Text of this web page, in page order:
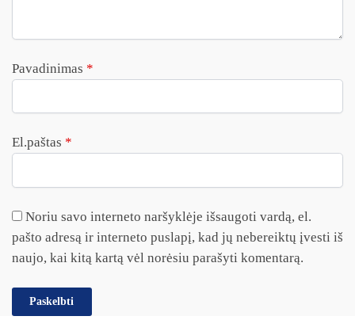
Pavadinimas *
El.paštas *
Noriu savo interneto naršyklėje išsaugoti vardą, el.
pašto adresą ir interneto puslapį, kad jų nebereiktų įvesti iš
naujo, kai kitą kartą vėl norėsiu parašyti komentarą.